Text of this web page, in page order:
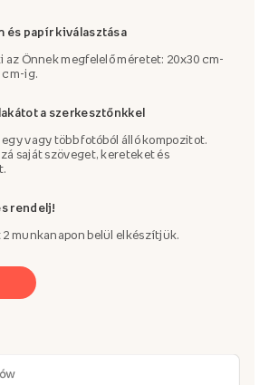
és papír kiválasztása
az Önnek megfelelő méretet: 20x30 cm-
cm-ig.
a szerkesztőnkkel
vagy több fotóból álló kompozitot.
saját szöveget, kereteket és
rendelj!
munkanapon belül elkészítjük.